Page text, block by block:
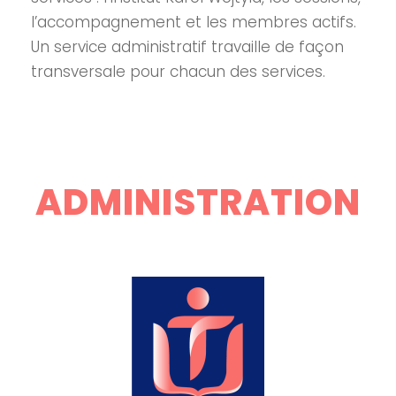
l’accompagnement et les membres actifs.
Un service administratif travaille de façon
transversale pour chacun des services.
ADMINISTRATION